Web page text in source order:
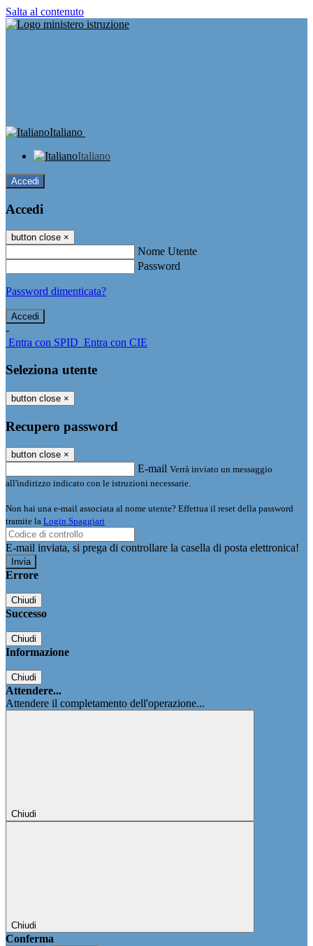
Salta al contenuto
Italiano
Italiano
Accedi
Accedi
button close ×
Nome Utente
Password
Password dimenticata?
-
Entra con SPID Entra con CIE
Seleziona utente
button close ×
Recupero password
button close ×
E-mail Verrà inviato un messaggio
all'indirizzo indicato con le istruzioni necessarie.
Non hai una e-mail associata al nome utente? Effettua il reset della password
tramite la Login Spaggiari
E-mail inviata, si prega di controllare la casella di posta elettronica!
Errore
Chiudi
Successo
Chiudi
Informazione
Chiudi
Attendere...
Attendere il completamento dell'operazione...
Chiudi
Chiudi
Conferma